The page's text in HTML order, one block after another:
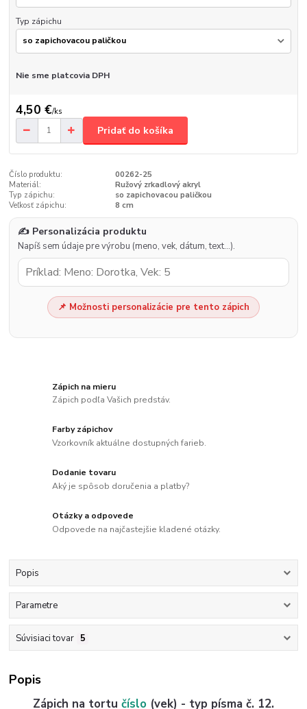
Typ zápichu
Nie sme platcovia DPH
4,50 €/ks
Pridať do košíka
Číslo produktu:
00262-25
Materiál:
Ružový zrkadlový akryl
Typ zápichu:
so zapichovacou paličkou
Veľkosť zápichu:
8 cm
✍️ Personalizácia produktu
Napíš sem údaje pre výrobu (meno, vek, dátum, text…).
📌 Možnosti personalizácie pre tento zápich
Zápich na mieru
Zápich podľa Vašich predstáv.
Farby zápichov
Vzorkovník aktuálne dostupných farieb.
Dodanie tovaru
Aký je spôsob doručenia a platby?
Otázky a odpovede
Odpovede na najčastejšie kladené otázky.
Popis
Parametre
Súvisiaci tovar 5
Popis
Zápich na tortu číslo (vek) - typ písma č. 12.